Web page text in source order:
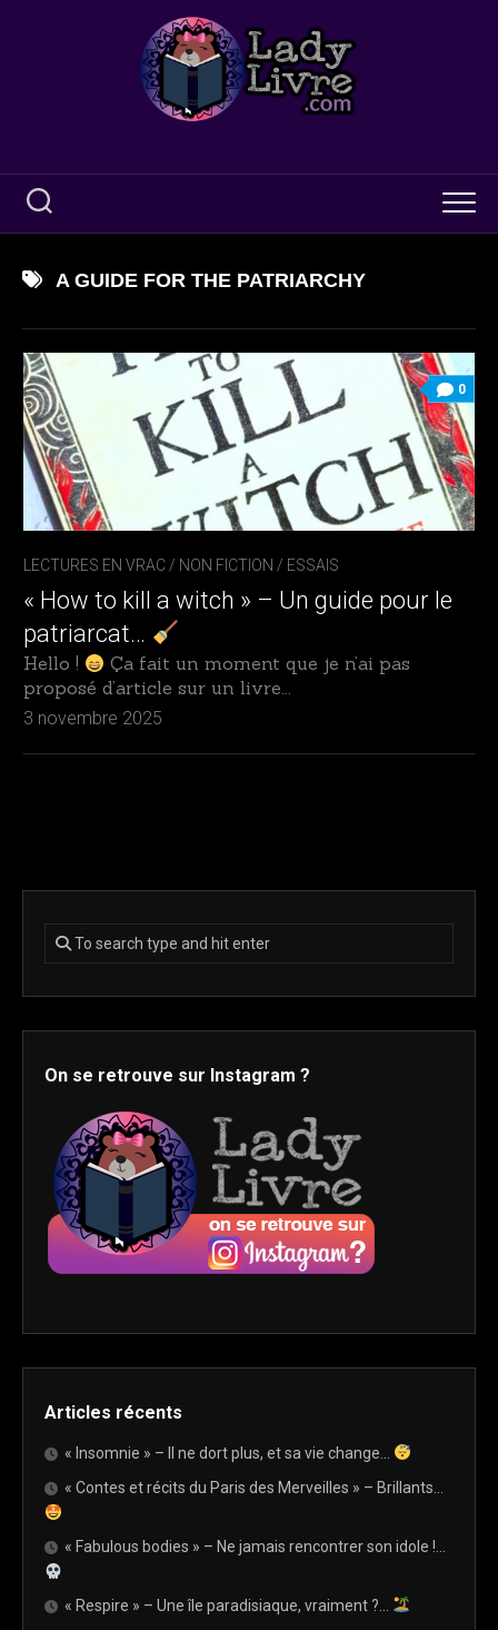
A GUIDE FOR THE PATRIARCHY
0
LECTURES EN VRAC / NON FICTION / ESSAIS
« How to kill a witch » – Un guide pour le
patriarcat…
Hello !
Ça fait un moment que je n’ai pas
proposé d’article sur un livre...
3 novembre 2025
On se retrouve sur Instagram ?
Articles récents
« Insomnie » – Il ne dort plus, et sa vie change…
« Contes et récits du Paris des Merveilles » – Brillants…
« Fabulous bodies » – Ne jamais rencontrer son idole !…
« Respire » – Une île paradisiaque, vraiment ?…